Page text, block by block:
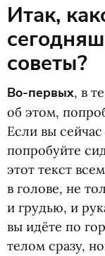
Итак,
советы?
Во-первых, в
об этом,
Если вы
попробуйте
этот текст
в голове, не
и грудью, и
вы идёте по
телом сразу,